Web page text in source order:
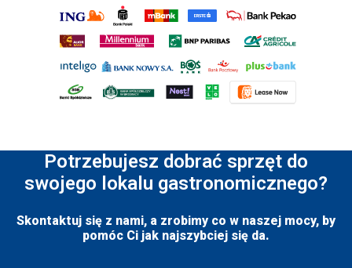
Potrzebujesz dobrać sprzęt do
swojego lokalu gastronomicznego?
Skontaktuj się z nami, a zrobimy co w naszej mocy, by
pomóc Ci jak najszybciej się da.